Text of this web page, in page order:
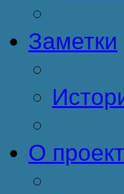
Заметки
О